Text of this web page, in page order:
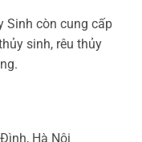
Sinh còn cung cấp
sinh, rêu thủy
Hà Nội